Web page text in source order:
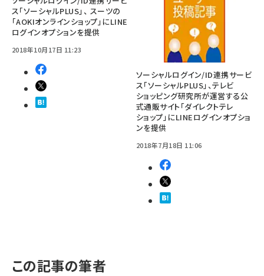
ス「ソーシャルPLUS」、 スーツの
「AOKIオンラインショップ」にLINE
ログインオプションを提供
2018年10月17日 11:23
ソーシャルログイン/ID連携サービ
ス「ソーシャルPLUS」、テレビ
ショッピング研究所が運営する公
式通販サイト「ダイレクトテレ
ショップ」にLINEログインオプショ
ンを提供
2018年7月18日 11:06
この記事の筆者